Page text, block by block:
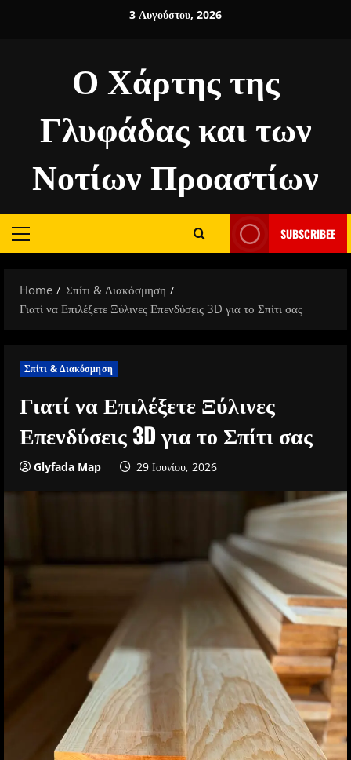
3 Αυγούστου, 2026
Ο Χάρτης της
Γλυφάδας και των
Νοτίων Προαστίων
Primary
SUBSCRIBEE
Home
Σπίτι & Διακόσμηση
Γιατί να Επιλέξετε Ξύλινες Επενδύσεις 3D για το Σπίτι σας
Σπίτι & Διακόσμηση
Γιατί να Επιλέξετε Ξύλινες
Επενδύσεις 3D για το Σπίτι σας
Glyfada Map 29 Ιουνίου, 2026